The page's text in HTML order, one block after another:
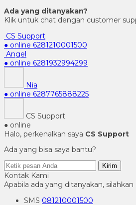
Ada yang ditanyakan?
Klik untuk chat dengan customer
CS Support
● online 6281210001500
Angel
● online 6281932994299
Nia
● online 6287765888225
CS Support
● online
Halo, perkenalkan saya CS Support
Ada yang bisa saya bantu?
Kirim
Kontak Kami
Apabila ada yang ditanyakan,
SMS 081210001500